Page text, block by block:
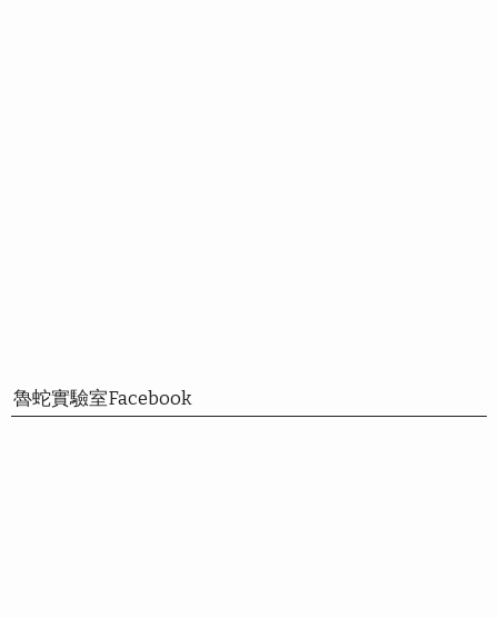
魯蛇實驗室Facebook